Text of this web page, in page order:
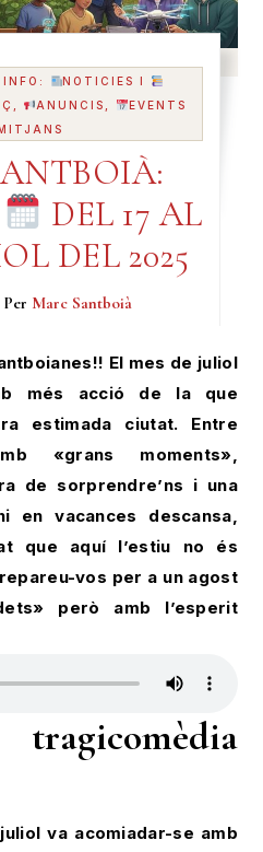
INFO:
NOTICIES I
ANUNCIS,
EVENTS
DEL 17 AL
DEL 2025
Marc Santboià
més acció de la que
estimada ciutat. Entre
«grans moments»,
de sorprendre’ns i una
en vacances descansa,
que aquí l’estiu no és
vos per a un agost
però amb l’esperit
va acomiadar-se amb